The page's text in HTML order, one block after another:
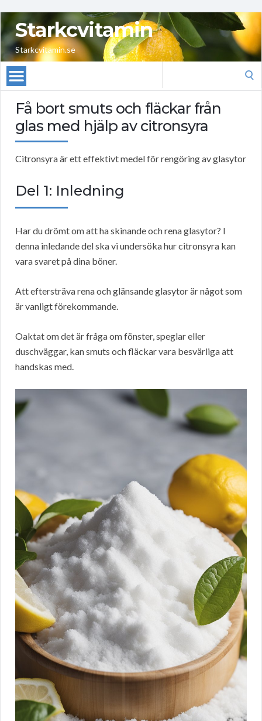
Starkcvitamin
Starkcvitamin.se
Få bort smuts och fläckar från
glas med hjälp av citronsyra
Citronsyra är ett effektivt medel för rengöring av glasytor
Del 1: Inledning
Har du drömt om att ha skinande och rena glasytor? I
denna inledande del ska vi undersöka hur citronsyra kan
vara svaret på dina böner.
Att eftersträva rena och glänsande glasytor är något som
är vanligt förekommande.
Oaktat om det är fråga om fönster, speglar eller
duschväggar, kan smuts och fläckar vara besvärliga att
handskas med.